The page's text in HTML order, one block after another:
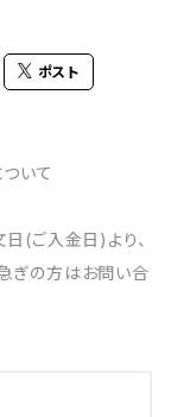
ポスト
いて
(ご入金日)より、
ぎの方はお問い合